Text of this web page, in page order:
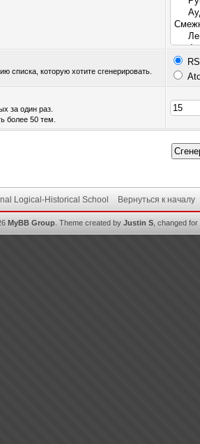
списка, которую хотите сгенерировать.
за один раз.
более 50 тем.
Logical-Historical School Вернуться к началу
MyBB Group Theme created by Justin S , changed